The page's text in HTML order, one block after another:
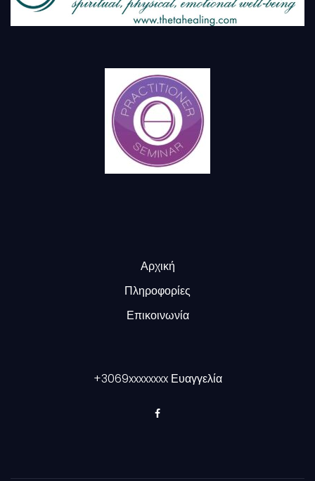
Αρχική
Πληροφορίες
Επικοινωνία
+3069xxxxxxxxΕυαγγελία